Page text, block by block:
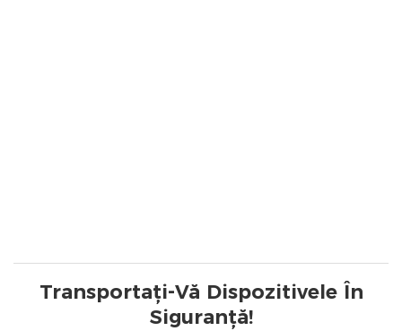
Transportați-Vă Dispozitivele În
Siguranță!